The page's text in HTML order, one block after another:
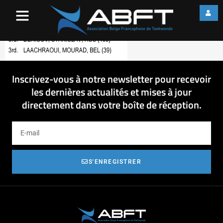
Inscrivez-vous à notre newsletter pour recevoir
les dernières actualités et mises à jour
directement dans votre boîte de réception.
S'ENREGISTRER